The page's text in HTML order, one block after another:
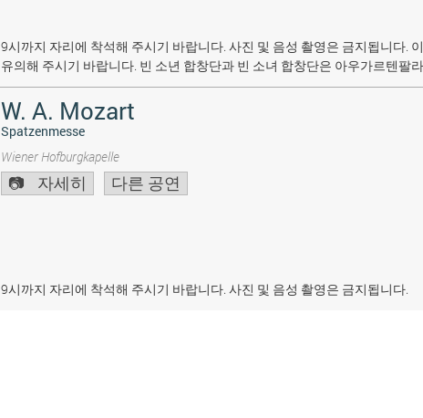
9시까지 자리에 착석해 주시기 바랍니다. 사진 및 음성 촬영은 금지됩니다.
유의해 주시기 바랍니다. 빈 소년 합창단과 빈 소녀 합창단은 아우가르텐팔
W. A. Mozart
Spatzenmesse
Wiener Hofburgkapelle
자세히 다른 공연
9시까지 자리에 착석해 주시기 바랍니다. 사진 및 음성 촬영은 금지됩니다.